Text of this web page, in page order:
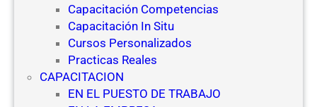
Capacitación Competencias
Capacitación In Situ
Cursos Personalizados
Practicas Reales
CAPACITACION
EN EL PUESTO DE TRABAJO